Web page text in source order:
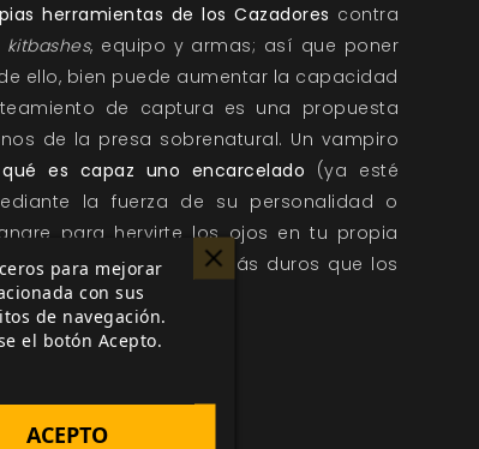
herramientas de los Cazadores contra
kitbashes, equipo y armas; así que poner
ello, bien puede aumentar la capacidad
de captura es una propuesta
de la presa sobrenatural. Un vampiro
es capaz uno encarcelado (ya esté
la fuerza de su personalidad o
para hervirte los ojos en tu propia
más fuerte y son más duros que los
para mejorar
con sus
de navegación.
el botón Acepto.
ACEPTO